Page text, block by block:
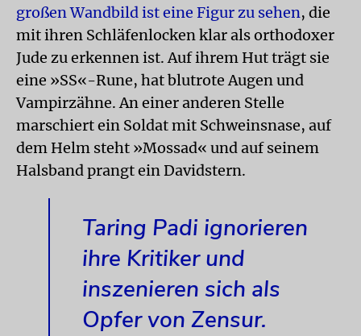
großen Wandbild ist eine Figur zu sehen, die
mit ihren Schläfenlocken klar als orthodoxer
Jude zu erkennen ist. Auf ihrem Hut trägt sie
eine »SS«-Rune, hat blutrote Augen und
Vampirzähne. An einer anderen Stelle
marschiert ein Soldat mit Schweinsnase, auf
dem Helm steht »Mossad« und auf seinem
Halsband prangt ein Davidstern.
Taring Padi ignorieren
ihre Kritiker und
inszenieren sich als
Opfer von Zensur.